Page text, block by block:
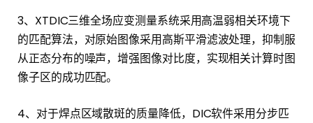
3、XTDIC三维全场应变测量系统采用高温弱相关环境下
的匹配算法，对原始图像采用高斯平滑滤波处理，抑制服
从正态分布的噪声，增强图像对比度，实现相关计算时图
像子区的成功匹配。
4、对于焊点区域散斑的质量降低，DIC软件采用分步匹